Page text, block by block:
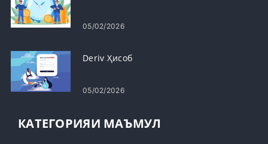
05/02/2026
Deriv Ҳисоб
05/02/2026
КАТЕГОРИЯИ МАЪМУЛ